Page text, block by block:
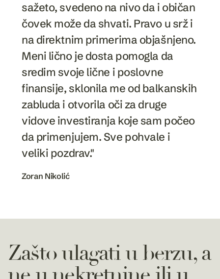
sažeto, svedeno na nivo da i običan
čovek može da shvati. Pravo u srž i
na direktnim primerima objašnjeno.
Meni lično je dosta pomogla da
sredim svoje lične i poslovne
finansije, sklonila me od balkanskih
zabluda i otvorila oči za druge
vidove investiranja koje sam počeo
da primenjujem. Sve pohvale i
veliki pozdrav."
Zoran Nikolić
Zašto ulagati u berzu, a